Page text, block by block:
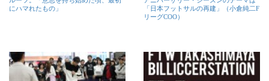
にハマれたもの」
「日本フットサルの再建」（小倉純二F
リーグCOO）